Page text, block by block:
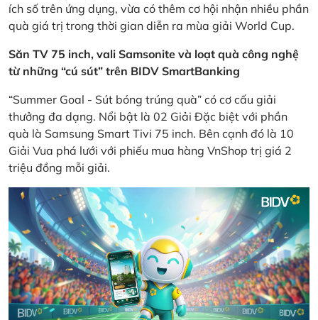
ích số trên ứng dụng, vừa có thêm cơ hội nhận nhiều phần
quà giá trị trong thời gian diễn ra mùa giải World Cup.
Săn TV 75 inch, vali Samsonite và loạt quà công nghệ
từ những “cú sút” trên BIDV SmartBanking
“Summer Goal - Sút bóng trúng quà” có cơ cấu giải
thưởng đa dạng. Nổi bật là 02 Giải Đặc biệt với phần
quà là Samsung Smart Tivi 75 inch. Bên cạnh đó là 10
Giải Vua phá lưới với phiếu mua hàng VnShop trị giá 2
triệu đồng mỗi giải.